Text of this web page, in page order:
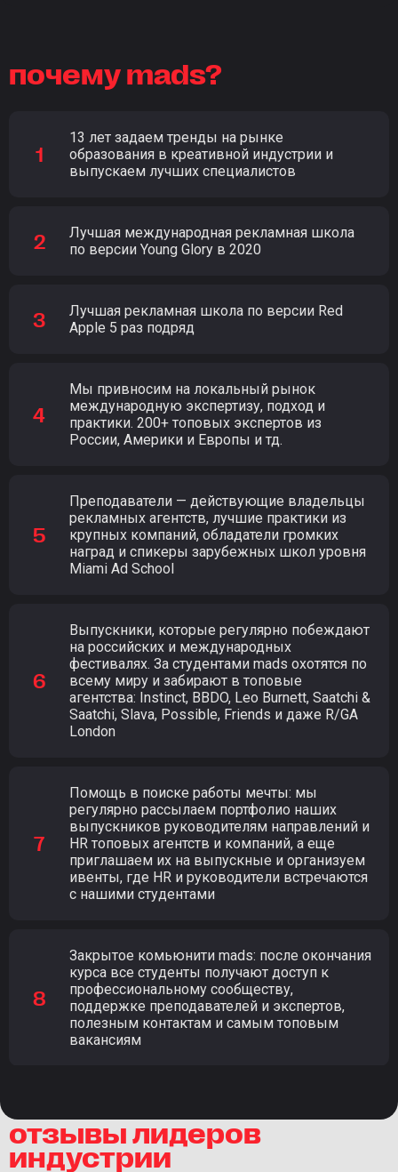
почему mads?
13 лет задаем тренды на рынке
образования в креативной индустрии и
выпускаем лучших специалистов
Лучшая международная рекламная школа
по версии Young Glory в 2020
Лучшая рекламная школа по версии Red
Apple 5 раз подряд
Мы привносим на локальный рынок
международную экспертизу, подход и
практики. 200+ топовых экспертов из
России, Америки и Европы и тд.
Преподаватели — действующие владельцы
рекламных агентств, лучшие практики из
крупных компаний, обладатели громких
наград и спикеры зарубежных школ уровня
Miami Ad School
Выпускники, которые регулярно побеждают
на российских и международных
фестивалях. За студентами mads охотятся по
всему миру и забирают в топовые
агентства: Instinct, BBDO, Leo Burnett, Saatchi &
Saatchi, Slava, Possible, Friends и даже R/GA
London
Помощь в поиске работы мечты: мы
регулярно рассылаем портфолио наших
выпускников руководителям направлений и
HR топовых агентств и компаний, а еще
приглашаем их на выпускные и организуем
ивенты, где HR и руководители встречаются
с нашими студентами
Закрытое комьюнити mads: после окончания
курса все студенты получают доступ к
профессиональному сообществу,
поддержке преподавателей и экспертов,
полезным контактам и самым топовым
вакансиям
отзывы лидеров
индустрии